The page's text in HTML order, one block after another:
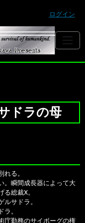
ログイン
ドラの母
る。
。瞬間成長器によって大
総裁X。
サドラ。
。
庁勤務のサイボーグの権